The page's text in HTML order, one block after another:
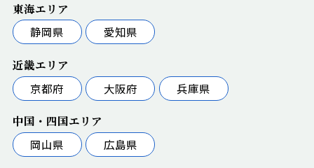
東海エリア
静岡県
愛知県
近畿エリア
京都府
大阪府 兵庫県
中国・四国エリア
岡山県
広島県